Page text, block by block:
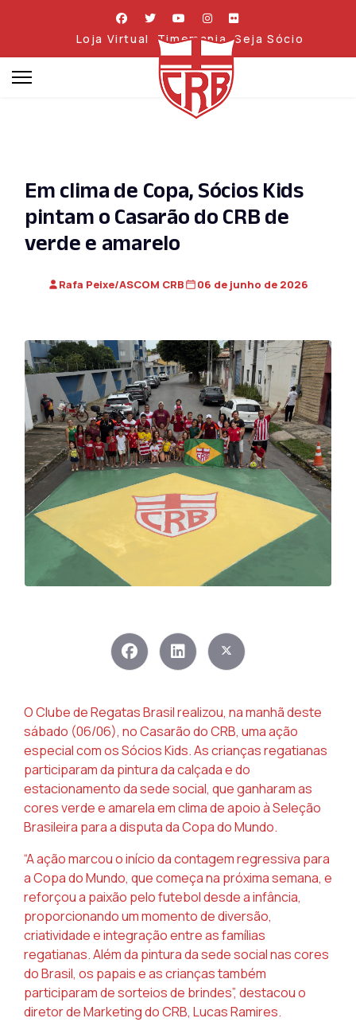
Loja Virtual Timemania Seja Sócio
Em clima de Copa, Sócios Kids
pintam o Casarão do CRB de
verde e amarelo
Rafa Peixe/ASCOM CRB 06 de junho de 2026
O Clube de Regatas Brasil realizou, na manhã deste
sábado (06/06), no Casarão do CRB, uma ação
especial com os Sócios Kids. As crianças regatianas
participaram da pintura da calçada e do
estacionamento da sede social, que ganharam as
cores verde e amarela em clima de apoio à Seleção
Brasileira para a disputa da Copa do Mundo.
“A ação marcou o início da contagem regressiva para
a Copa do Mundo, que começa na próxima semana, e
reforçou a paixão pelo futebol desde a infância,
proporcionando um momento de diversão,
criatividade e integração entre as famílias
regatianas. Além da pintura da sede social nas cores
do Brasil, os papais e as crianças também
participaram de sorteios de brindes”, destacou o
diretor de Marketing do CRB, Lucas Ramires.